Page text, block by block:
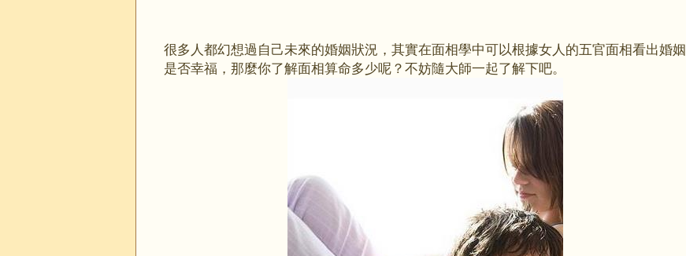
很多人都幻想過自己未來的婚姻狀況，其實在面相學中可以根據女人的五官面相看出婚姻
是否幸福，那麼你了解面相算命多少呢？不妨隨大師一起了解下吧。